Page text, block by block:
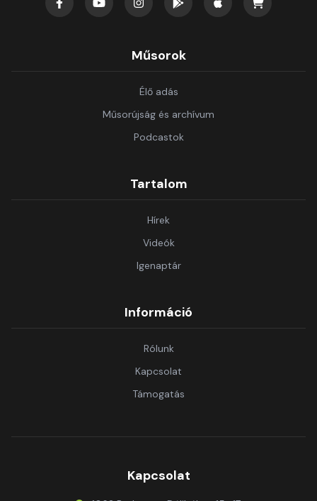
Műsorok
Élő adás
Műsorújság és archívum
Podcastok
Tartalom
Hírek
Videók
Igenaptár
Információ
Rólunk
Kapcsolat
Támogatás
Kapcsolat